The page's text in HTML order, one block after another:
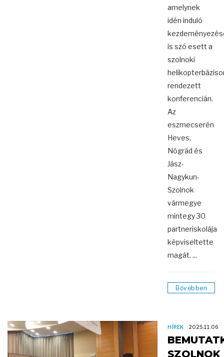
amelynek
idén induló
is szó esett a
szolnoki
rendezett
konferencián.
Az
eszmecserén
Heves,
Nógrád és
Jász-
Nagykun-
Szolnok
vármegye
mintegy 30
partneriskolája
képviseltette
magát. ...
Bővebben
HÍREK 2025.11.06
SZOLNOK